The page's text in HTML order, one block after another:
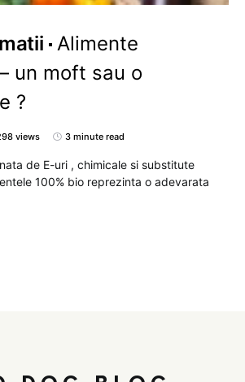
Alimente
un moft sau o
?
views 3 minute read
de E-uri , chimicale si substitute
100% bio reprezinta o adevarata